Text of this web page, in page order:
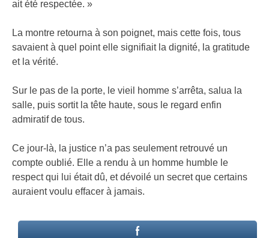
ait été respectée. »
La montre retourna à son poignet, mais cette fois, tous
savaient à quel point elle signifiait la dignité, la gratitude
et la vérité.
Sur le pas de la porte, le vieil homme s’arrêta, salua la
salle, puis sortit la tête haute, sous le regard enfin
admiratif de tous.
Ce jour-là, la justice n’a pas seulement retrouvé un
compte oublié. Elle a rendu à un homme humble le
respect qui lui était dû, et dévoilé un secret que certains
auraient voulu effacer à jamais.